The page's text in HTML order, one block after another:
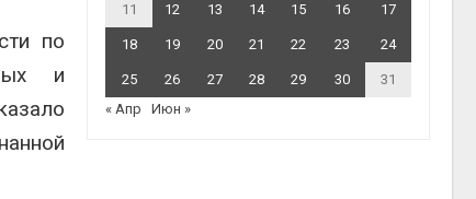
по
и
11 12 13 14 15 16 17
18 19 20 21 22 23 24
25 26 27 28 29 30
31
« Апр
Июн »